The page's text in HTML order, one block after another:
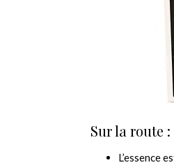
Sur la route
L’essence